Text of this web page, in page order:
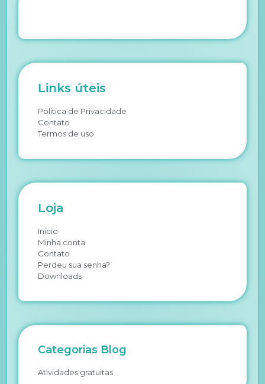
Links úteis
Política de Privacidade
Contato
Termos de uso
Loja
Início
Minha conta
Contato
Perdeu sua senha?
Downloads
Categorias Blog
Atividades gratuitas